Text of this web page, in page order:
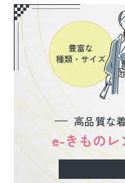
高品質な
e-きものレ